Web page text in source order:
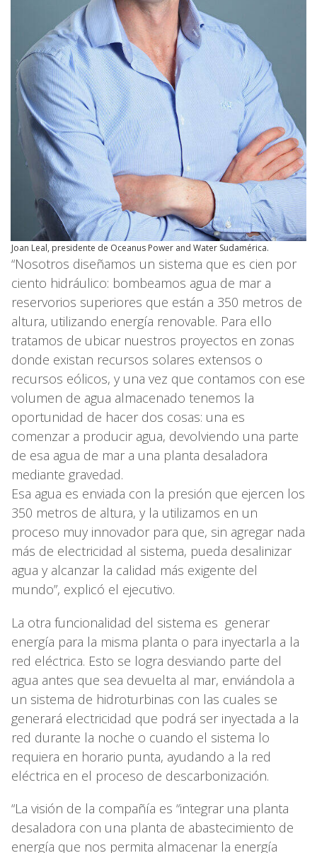
Joan Leal, presidente de Oceanus Power and Water Sudamérica.
“Nosotros diseñamos un sistema que es cien por
ciento hidráulico: bombeamos agua de mar a
reservorios superiores que están a 350 metros de
altura, utilizando energía renovable. Para ello
tratamos de ubicar nuestros proyectos en zonas
donde existan recursos solares extensos o
recursos eólicos, y una vez que contamos con ese
volumen de agua almacenado tenemos la
oportunidad de hacer dos cosas: una es
comenzar a producir agua, devolviendo una parte
de esa agua de mar a una planta desaladora
mediante gravedad.
Esa agua es enviada con la presión que ejercen los
350 metros de altura, y la utilizamos en un
proceso muy innovador para que, sin agregar nada
más de electricidad al sistema, pueda desalinizar
agua y alcanzar la calidad más exigente del
mundo”, explicó el ejecutivo.
La otra funcionalidad del sistema es generar
energía para la misma planta o para inyectarla a la
red eléctrica. Esto se logra desviando parte del
agua antes que sea devuelta al mar, enviándola a
un sistema de hidroturbinas con las cuales se
generará electricidad que podrá ser inyectada a la
red durante la noche o cuando el sistema lo
requiera en horario punta, ayudando a la red
eléctrica en el proceso de descarbonización.
“La visión de la compañía es “integrar una planta
desaladora con una planta de abastecimiento de
energía que nos permita almacenar la energía